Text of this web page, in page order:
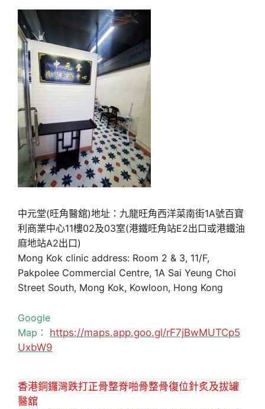
中元堂(旺角醫舘)地址：九龍旺角西洋菜南街1A號百寶
利商業中心11樓02及03室(港鐵旺角站E2出口或港鐵油
麻地站A2出口)
Mong Kok clinic address: Room 2 & 3, 11/F,
Pakpolee Commercial Centre, 1A Sai Yeung Choi
Street South, Mong Kok, Kowloon, Hong Kong
Google
Map： https://maps.app.goo.gl/rF7jBwMUTCp5
UxbW9
香港銅鑼灣跌打正骨整脊啪骨整骨復位針炙及拔罐
醫舘